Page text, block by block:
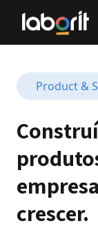
Product &
crescer.